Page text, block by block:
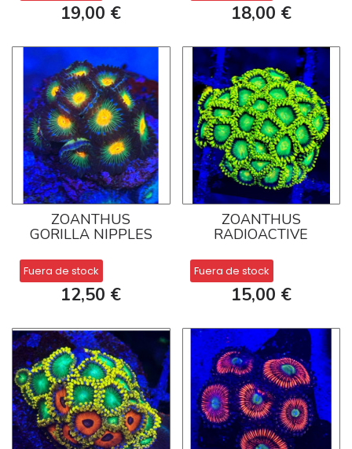
19,00 € 18,00 €
ZOANTHUS
GORILLA NIPPLES
Fuera de stock
12,50 €
ZOANTHUS
RADIOACTIVE
Fuera de stock
15,00 €